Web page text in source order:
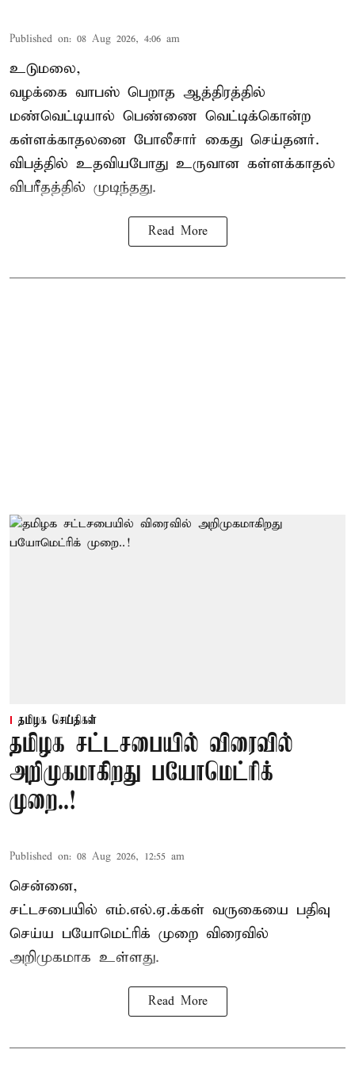
Published on: 08 Aug 2026, 4:06 am
உடுமலை,
வழக்கை வாபஸ் பெறாத ஆத்திரத்தில்
மண்வெட்டியால் பெண்ணை வெட்டிக்கொன்ற
கள்ளக்காதலனை போலீசார் கைது செய்தனர்.
விபத்தில் உதவியபோது உருவான கள்ளக்காதல்
விபரீதத்தில் முடிந்தது.
Read More
தமிழக செய்திகள்
தமிழக சட்டசபையில் விரைவில்
அறிமுகமாகிறது பயோமெட்ரிக்
முறை..!
Published on: 08 Aug 2026, 12:55 am
சென்னை,
சட்டசபையில் எம்.எல்.ஏ.க்கள் வருகையை பதிவு
செய்ய பயோமெட்ரிக் முறை விரைவில்
அறிமுகமாக உள்ளது.
Read More